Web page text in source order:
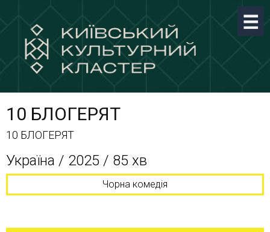
10 БЛОГЕРЯТ
10 БЛОГЕРЯТ
Україна / 2025 / 85 хв
Чорна комедія